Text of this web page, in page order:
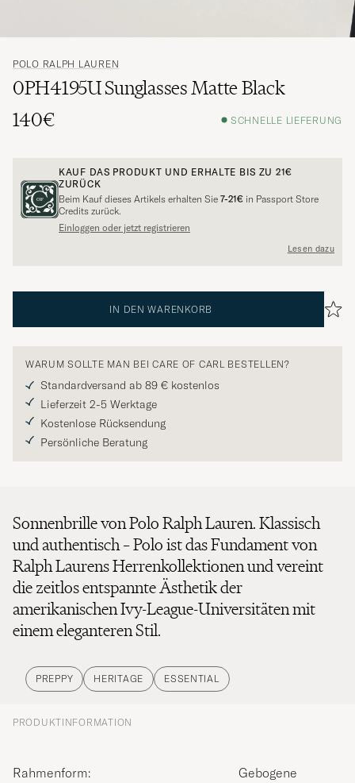
POLO RALPH LAUREN
0PH4195U Sunglasses Matte Black
140€
SCHNELLE LIEFERUNG
KAUF DAS PRODUKT UND ERHALTE BIS ZU 21€
ZURÜCK
Beim Kauf dieses Artikels erhalten Sie 7-21€ in Passport Store
Credits zurück.
Einloggen oder jetzt registrieren
Lesen dazu
IN DEN WARENKORB
WARUM SOLLTE MAN BEI CARE OF CARL BESTELLEN?
Standardversand ab 89 € kostenlos
Lieferzeit 2-5 Werktage
Kostenlose Rücksendung
Persönliche Beratung
Sonnenbrille von Polo Ralph Lauren. Klassisch
und authentisch – Polo ist das Fundament von
Ralph Laurens Herrenkollektionen und vereint
die zeitlos entspannte Ästhetik der
amerikanischen Ivy-League-Universitäten mit
einem eleganteren Stil.
PREPPY HERITAGE ESSENTIAL
PRODUKTINFORMATION
Rahmenform:
Gebogene